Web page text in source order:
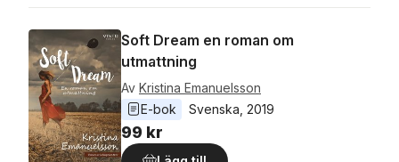
Soft Dream en roman om
utmattning
Av Kristina Emanuelsson
E-bok
Svenska 2019
99 kr